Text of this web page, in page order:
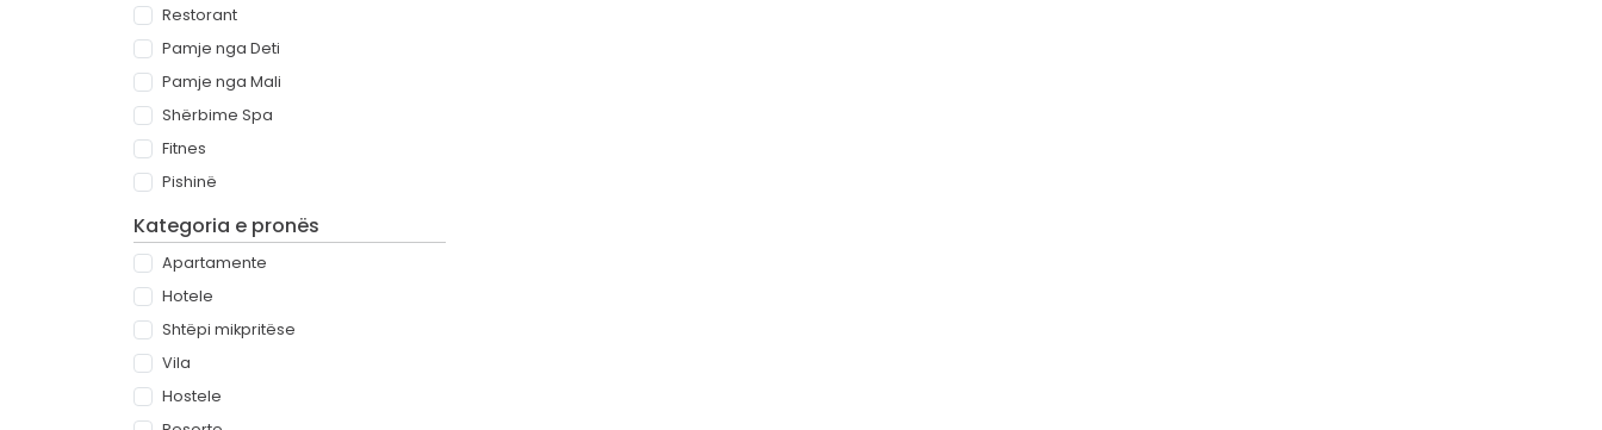
Restorant
Pamje nga Deti
Pamje nga Mali
Shërbime Spa
Fitnes
Pishinë
Kategoria e pronës
Apartamente
Hotele
Shtëpi mikpritëse
Vila
Hostele